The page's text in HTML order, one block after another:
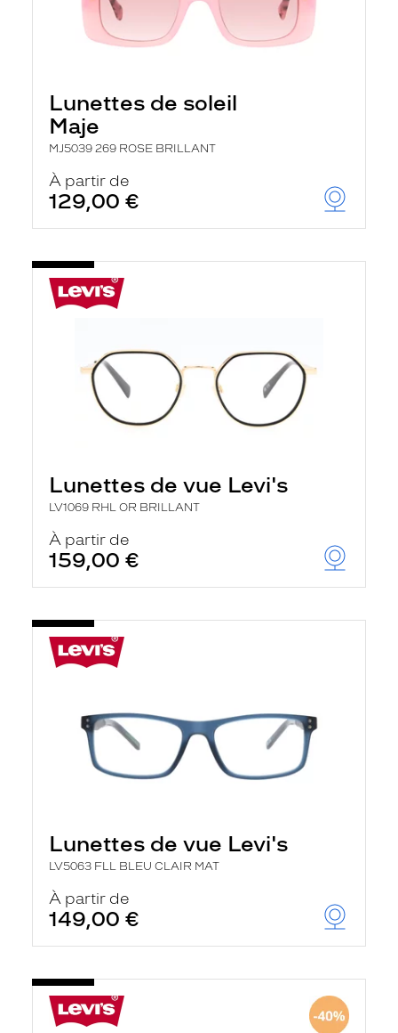
Lunettes de soleil
Maje
MJ5039 269 ROSE BRILLANT
À partir de
129,00 €
Lunettes de vue Levi's
LV1069 RHL OR BRILLANT
À partir de
159,00 €
Lunettes de vue Levi's
LV5063 FLL BLEU CLAIR MAT
À partir de
149,00 €